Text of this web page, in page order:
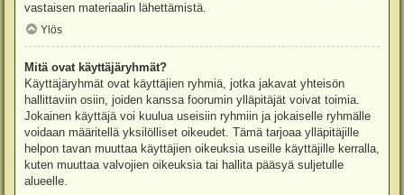
vastaisen materiaalin lähettämistä.
Ylös
Mitä ovat käyttäjäryhmät?
Käyttäjäryhmät ovat käyttäjien ryhmiä, jotka jakavat yhteisön
hallittaviin osiin, joiden kanssa foorumin ylläpitäjät voivat toimia.
Jokainen käyttäjä voi kuulua useisiin ryhmiin ja jokaiselle ryhmälle
voidaan määritellä yksilölliset oikeudet. Tämä tarjoaa ylläpitäjille
helpon tavan muuttaa käyttäjien oikeuksia useille käyttäjille kerralla,
kuten muuttaa valvojien oikeuksia tai hallita pääsyä suljetulle
alueelle.